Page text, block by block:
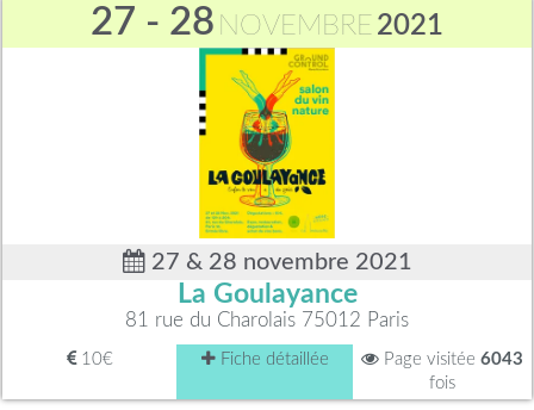
27 - 28 NOVEMBRE 2021
27 & 28 novembre 2021
La Goulayance
81 rue du Charolais 75012 Paris
10€ Fiche détaillée Page visitée 6043
fois